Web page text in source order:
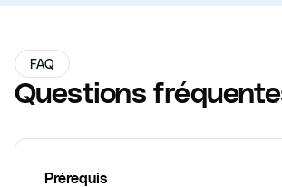
FAQ
Questions
Prérequis